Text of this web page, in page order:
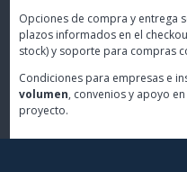
Opciones de compra y entrega
plazos informados en el
stock) y soporte para compras
Condiciones para empresas e
volumen, convenios y apoyo
proyecto.